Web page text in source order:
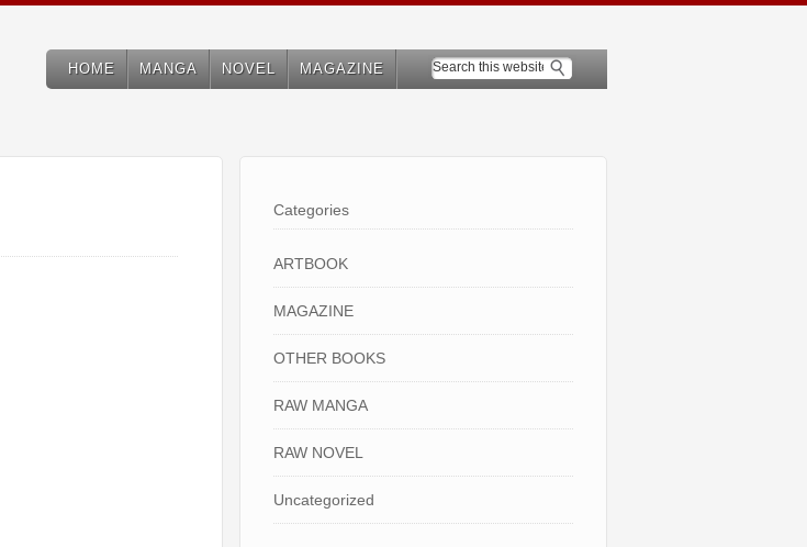
HOME MANGA NOVEL MAGAZINE
Categories
ARTBOOK
MAGAZINE
OTHER BOOKS
RAW MANGA
RAW NOVEL
Uncategorized